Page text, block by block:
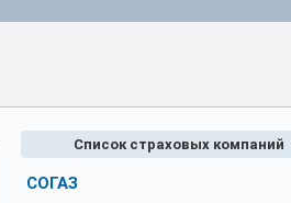
Список страховых компаний
СОГАЗ